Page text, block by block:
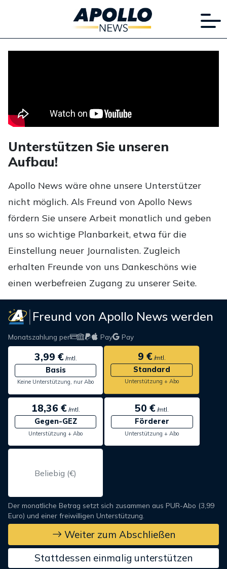
Unterstützen Sie unseren
Aufbau!
Apollo News wäre ohne unsere Unterstützer
nicht möglich. Als Freund von Apollo News
fördern Sie unsere Arbeit monatlich und geben
uns so wichtige Planbarkeit, etwa für die
Einstellung neuer Journalisten. Zugleich
erhalten Freunde von uns Dankeschöns wie
einen werbefreien Zugang zu unserer Seite.
Freund von Apollo News werden
Monatszahlung per Pay Pay
3,99 €/mtl.
Basis
Keine Unterstützung, nur Abo
9 €/mtl.
Standard
Unterstützung + Abo
18,36 €/mtl.
Gegen-GEZ
Unterstützung + Abo
50 € /mtl.
Förderer
Unterstützung + Abo
Der monatliche Betrag setzt sich zusammen aus PUR-Abo (3,99
Euro) und einer freiwilligen Unterstützung.
Weiter zum Abschließen
Stattdessen einmalig unterstützen